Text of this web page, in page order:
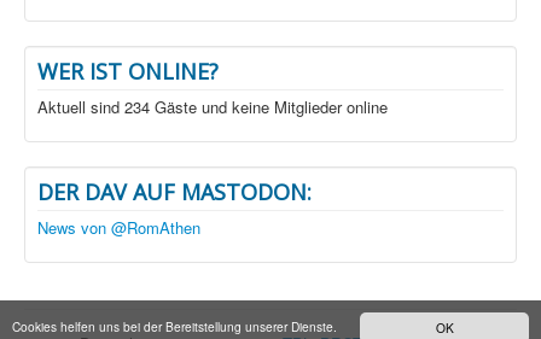
OK
Cookies helfen uns bei der Bereitstellung unserer Dienste.
WER IST ONLINE?
Aktuell sind 234 Gäste und keine Mitglieder online
DER DAV AUF MASTODON:
News von @RomAthen